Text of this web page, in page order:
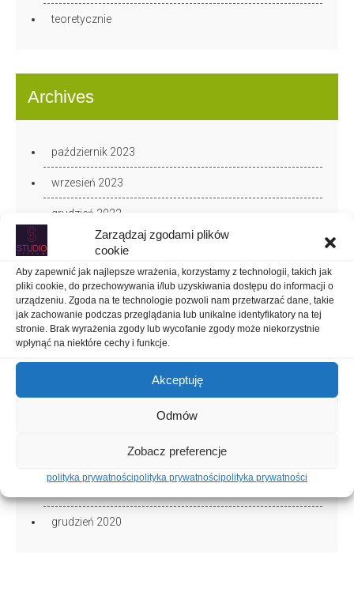
Zarządzaj zgodami plików
cookie
Aby zapewnić jak najlepsze wrażenia, korzystamy z technologii, takich jak
pliki cookie, do przechowywania i/lub uzyskiwania dostępu do informacji o
urządzeniu. Zgoda na te technologie pozwoli nam przetwarzać dane, takie
jak zachowanie podczas przeglądania lub unikalne identyfikatory na tej
stronie. Brak wyrażenia zgody lub wycofanie zgody może niekorzystnie
wpłynąć na niektóre cechy i funkcje.
Akceptuję
Odmów
Zobacz preferencje
polityka prywatnościpolityka prywatnościpolityka prywatności
teoretycznie
Archives
październik 2023
wrzesień 2023
grudzień 2022
październik 2022
sierpień 2022
czerwiec 2022
marzec 2022
wrzesień 2021
grudzień 2020